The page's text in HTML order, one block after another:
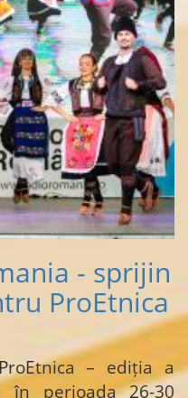
- sprijin
ProEtnica
– ediția a
în perioada 26-30